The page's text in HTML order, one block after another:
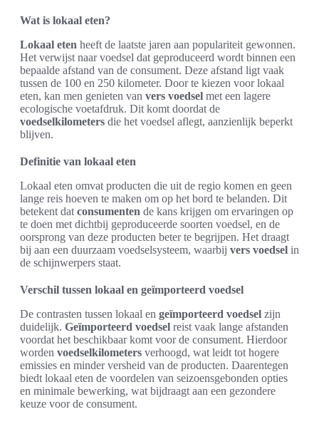
Wat is lokaal eten?
Lokaal eten heeft de laatste jaren aan populariteit gewonnen.
Het verwijst naar voedsel dat geproduceerd wordt binnen een
bepaalde afstand van de consument. Deze afstand ligt vaak
tussen de 100 en 250 kilometer. Door te kiezen voor lokaal
eten, kan men genieten van vers voedsel met een lagere
ecologische voetafdruk. Dit komt doordat de
voedselkilometers die het voedsel aflegt, aanzienlijk beperkt
blijven.
Definitie van lokaal eten
Lokaal eten omvat producten die uit de regio komen en geen
lange reis hoeven te maken om op het bord te belanden. Dit
betekent dat consumenten de kans krijgen om ervaringen op
te doen met dichtbij geproduceerde soorten voedsel, en de
oorsprong van deze producten beter te begrijpen. Het draagt
bij aan een duurzaam voedselsysteem, waarbij vers voedsel in
de schijnwerpers staat.
Verschil tussen lokaal en geïmporteerd voedsel
De contrasten tussen lokaal en geïmporteerd voedsel zijn
duidelijk. Geïmporteerd voedsel reist vaak lange afstanden
voordat het beschikbaar komt voor de consument. Hierdoor
worden voedselkilometers verhoogd, wat leidt tot hogere
emissies en minder versheid van de producten. Daarentegen
biedt lokaal eten de voordelen van seizoensgebonden opties
en minimale bewerking, wat bijdraagt aan een gezondere
keuze voor de consument.